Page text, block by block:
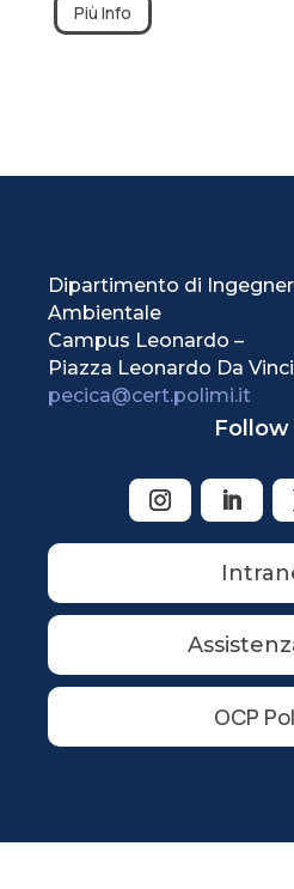
Più Info
Dipartimento di
Ambientale
Campus Leonardo –
Piazza Leonardo Da
pecica@cert.polimi.it
Follow
OCP